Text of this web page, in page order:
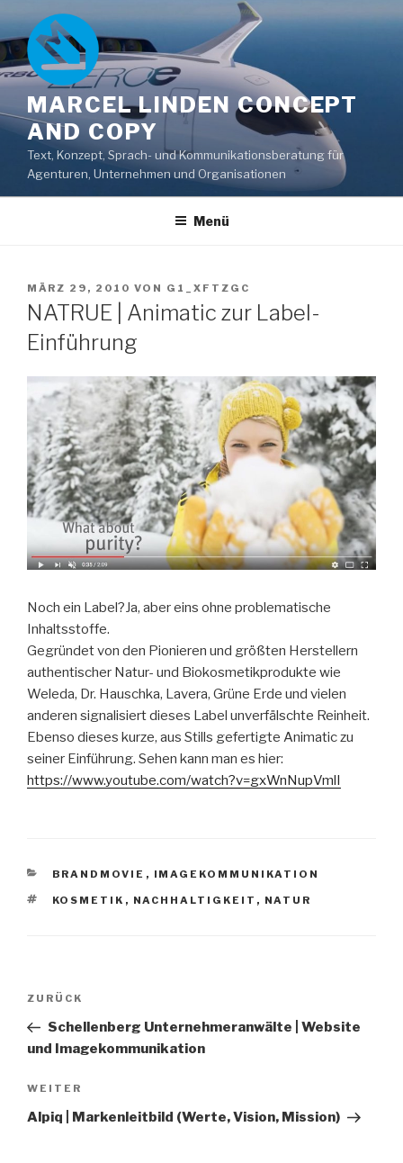
Inhalt
springen
MARCEL LINDEN CONCEPT
AND COPY
Text, Konzept, Sprach- und Kommunikationsberatung für
Agenturen, Unternehmen und Organisationen
Menü
VERÖFFENTLICHT
AM
MÄRZ 29, 2010 VON G1_XFTZGC
NATRUE | Animatic zur Label-
Einführung
Noch ein Label?Ja, aber eins ohne problematische
Inhaltsstoffe.
Gegründet von den Pionieren und größten Herstellern
authentischer Natur- und Biokosmetikprodukte wie
Weleda, Dr. Hauschka, Lavera, Grüne Erde und vielen
anderen signalisiert dieses Label unverfälschte Reinheit.
Ebenso dieses kurze, aus Stills gefertigte Animatic zu
seiner Einführung. Sehen kann man es hier:
https://www.youtube.com/watch?v=gxWnNupVmlI
KATEGORIEN
BRANDMOVIE , IMAGEKOMMUNIKATION
SCHLAGWÖRTER
KOSMETIK , NACHHALTIGKEIT , NATUR
Beitragsnavigation
Vorheriger
Beitrag
ZURÜCK
Schellenberg Unternehmeranwälte | Website
und Imagekommunikation
Nächster
Beitrag
WEITER
Alpiq | Markenleitbild (Werte, Vision, Mission)